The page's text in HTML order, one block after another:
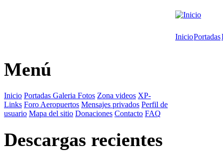
InicioPortadas
Menú
Inicio Portadas Galeria Fotos Zona videos XP-
Links Foro Aeropuertos Mensajes privados Perfil de
usuario Mapa del sitio Donaciones Contacto FAQ
Descargas recientes